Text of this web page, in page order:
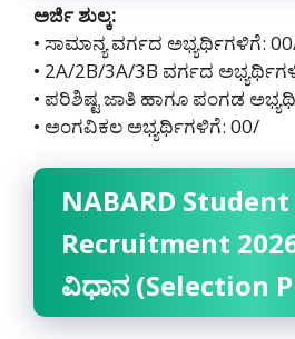
ಅರ್ಜಿ ಶುಲ್ಕ:
• ಸಾಮಾನ್ಯ ವರ್ಗದ ಅಭ್ಯರ್ಥಿಗಳಿಗೆ:
• 2A/2B/3A/3B ವರ್ಗದ
• ಪರಿಶಿಷ್ಟ ಜಾತಿ ಹಾಗೂ ಪಂಗಡ
• ಅಂಗವಿಕಲ ಅಭ್ಯರ್ಥಿಗಳಿಗೆ: 00/
NABARD
Recruitment
ವಿಧಾನ (Selection